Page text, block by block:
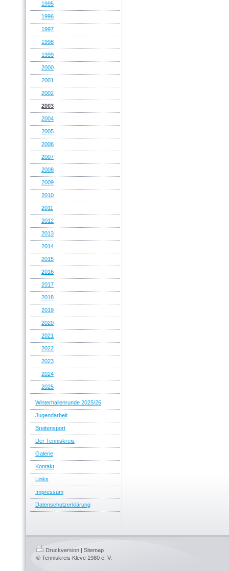
1995
1996
1997
1998
1999
2000
2001
2002
2003
2004
2005
2006
2007
2008
2009
2010
2011
2012
2013
2014
2015
2016
2017
2018
2019
2020
2021
2022
2023
2024
2025
Winterhallenrunde 2025/26
Jugendarbeit
Breitensport
Der Tenniskreis
Galerie
Kontakt
Links
Impressum
Datenschutzerklärung
Druckversion | Sitemap
© Tenniskreis Kleve 1980 e. V.